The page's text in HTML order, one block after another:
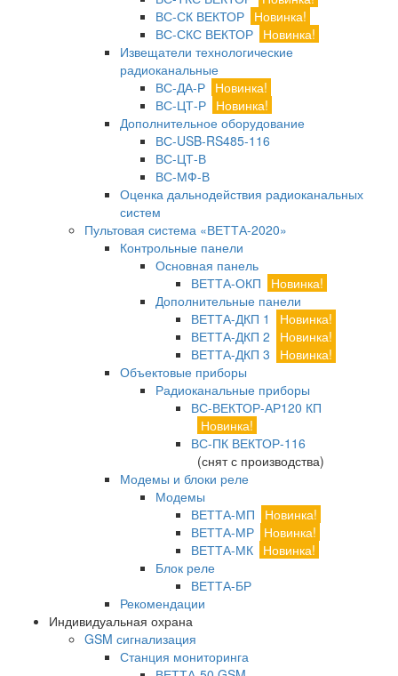
ВС-СК ВЕКТОР Новинка!
ВС-СКС ВЕКТОР Новинка!
Извещатели технологические
радиоканальные
ВС-ДА-Р Новинка!
ВС-ЦТ-Р Новинка!
Дополнительное оборудование
ВС-USB-RS485-116
ВС-ЦТ-В
ВС-МФ-В
Оценка дальнодействия радиоканальных
систем
Пультовая система «ВЕТТА-2020»
Контрольные панели
Основная панель
ВЕТТА-ОКП
Новинка!
Дополнительные панели
ВЕТТА-ДКП 1
Новинка!
ВЕТТА-ДКП 2
Новинка!
ВЕТТА-ДКП 3
Новинка!
Объектовые приборы
Радиоканальные приборы
ВС-ВЕКТОР-АР120 КП
Новинка!
ВС-ПК ВЕКТОР-116
(снят с производства)
Модемы и блоки реле
Модемы
ВЕТТА-МП
Новинка!
ВЕТТА-МР Новинка!
ВЕТТА-МК Новинка!
Блок реле
ВЕТТА-БР
Рекомендации
Индивидуальная охрана
GSM сигнализация
Станция мониторинга